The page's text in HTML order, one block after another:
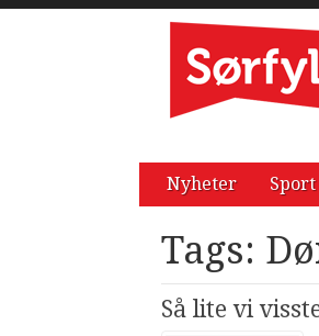
Nyheter Sport
Tags:
Så lite vi